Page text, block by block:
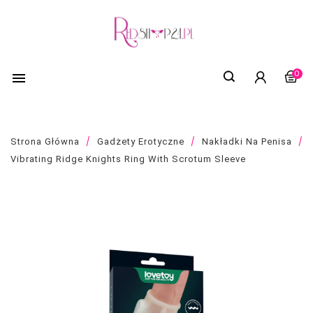
 0
Strona Główna Gadżety Erotyczne
Nakładki Na Penisa
Vibrating Ridge Knights Ring With Scrotum Sleeve